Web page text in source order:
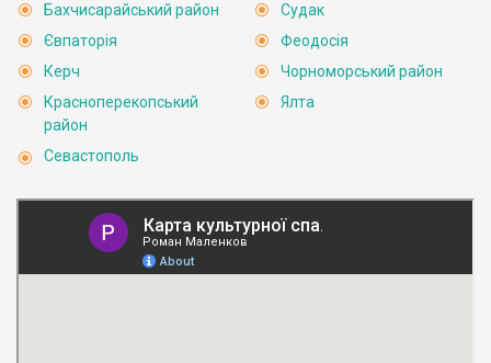
Бахчисарайський район
Євпаторія
Керч
Красноперекопський
район
Севастополь
Судак
Феодосія
Чорноморський район
Ялта